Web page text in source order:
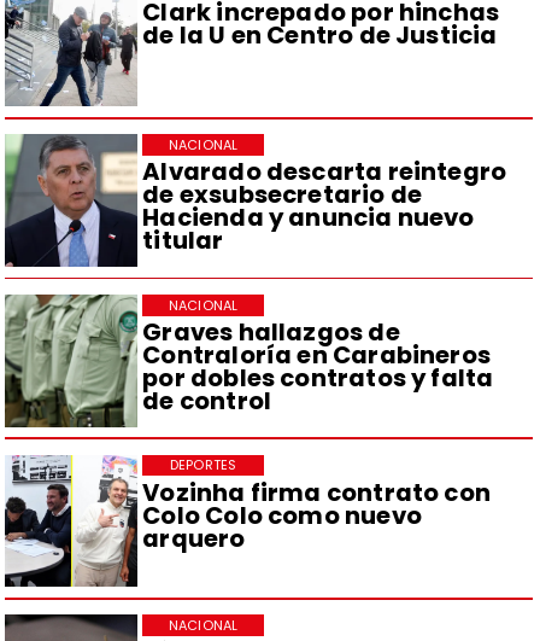
Clark increpado por hinchas
de la U en Centro de Justicia
Alvarado descarta reintegro
de exsubsecretario de
Hacienda y anuncia nuevo
titular
NACIONAL
Graves hallazgos de
Contraloría en Carabineros
por dobles contratos y falta
de control
NACIONAL
Vozinha firma contrato con
Colo Colo como nuevo
arquero
DEPORTES
NACIONAL